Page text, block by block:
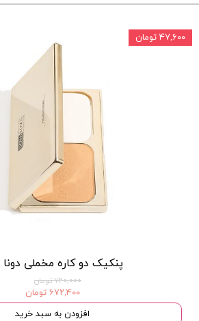
پنکیک دو کاره مخملی دونا
۷۲۰,۰۰۰ تومان
۶۷۲,۴۰۰ تومان
افزودن به سبد خرید
۴۷,۶۰۰ تومان